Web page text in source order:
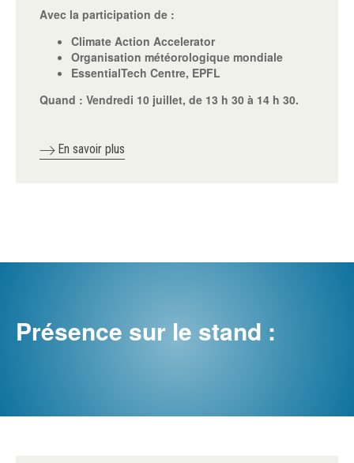
Avec la participation de :
Climate Action Accelerator
Organisation météorologique mondiale
EssentialTech Centre, EPFL
Quand : Vendredi 10 juillet, de 13 h 30 à 14 h 30.
En savoir plus
Présence sur le stand :